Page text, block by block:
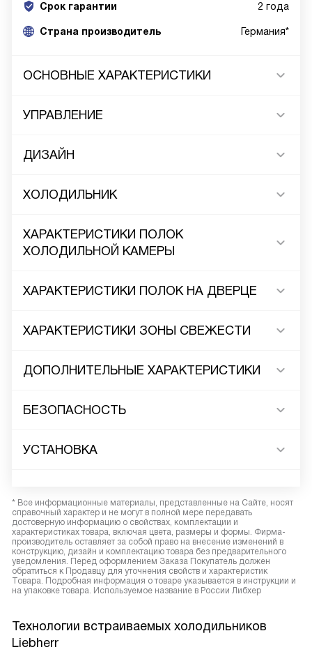
Срок гарантии 2 года
Cтрана производитель Германия*
ОСНОВНЫЕ ХАРАКТЕРИСТИКИ
УПРАВЛЕНИЕ
ДИЗАЙН
ХОЛОДИЛЬНИК
ХАРАКТЕРИСТИКИ ПОЛОК
ХОЛОДИЛЬНОЙ КАМЕРЫ
ХАРАКТЕРИСТИКИ ПОЛОК НА ДВЕРЦЕ
ХАРАКТЕРИСТИКИ ЗОНЫ СВЕЖЕСТИ
ДОПОЛНИТЕЛЬНЫЕ ХАРАКТЕРИСТИКИ
БЕЗОПАСНОСТЬ
УСТАНОВКА
* Все информационные материалы, представленные на Сайте, носят
справочный характер и не могут в полной мере передавать
достоверную информацию о свойствах, комплектации и
характеристиках товара, включая цвета, размеры и формы. Фирма-
производитель оставляет за собой право на внесение изменений в
конструкцию, дизайн и комплектацию товара без предварительного
уведомления. Перед оформлением Заказа Покупатель должен
обратиться к Продавцу для уточнения свойств и характеристик
Товара. Подробная информация о товаре указывается в инструкции и
на упаковке товара. Используемое название в России Либхер
Технологии встраиваемых холодильников
Liebherr